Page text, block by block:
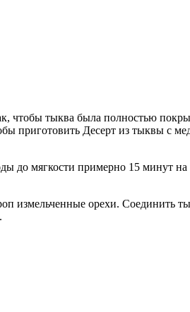
чтобы тыква была полностью
приготовить Десерт из тыквы с
мягкости примерно 15 минут на
измельченные орехи.